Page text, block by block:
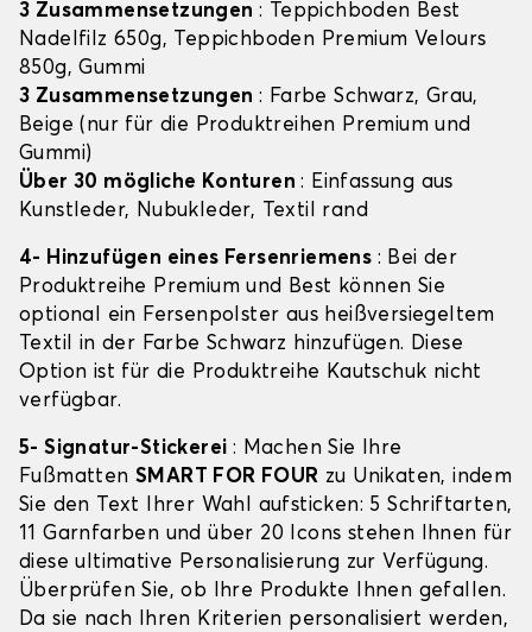
3 Zusammensetzungen : Teppichboden Best
Nadelfilz 650g, Teppichboden Premium Velours
850g, Gummi
3 Zusammensetzungen : Farbe Schwarz, Grau,
Beige (nur für die Produktreihen Premium und
Gummi)
Über 30 mögliche Konturen: Einfassung aus
Kunstleder, Nubukleder, Textil rand
4- Hinzufügen eines Fersenriemens : Bei der
Produktreihe Premium und Best können Sie
optional ein Fersenpolster aus heißversiegeltem
Textil in der Farbe Schwarz hinzufügen. Diese
Option ist für die Produktreihe Kautschuk nicht
verfügbar.
5- Signatur-Stickerei : Machen Sie Ihre
FußmattenSMART FOR FOUR zu Unikaten, indem
Sie den Text Ihrer Wahl aufsticken: 5 Schriftarten,
11 Garnfarben und über 20 Icons stehen Ihnen für
diese ultimative Personalisierung zur Verfügung.
Überprüfen Sie, ob Ihre Produkte Ihnen gefallen.
Da sie nach Ihren Kriterien personalisiert werden,